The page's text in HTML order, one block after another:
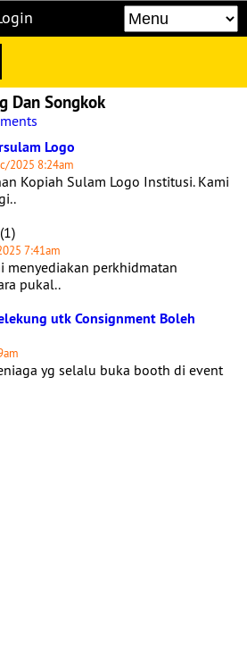
Dan Songkok
Logo
2025 8:24am
Kopiah Sulam Logo Institusi. Kami
(1)
7:41am
menyediakan perkhidmatan
pukal..
utk Consignment Boleh
yg selalu buka booth di event